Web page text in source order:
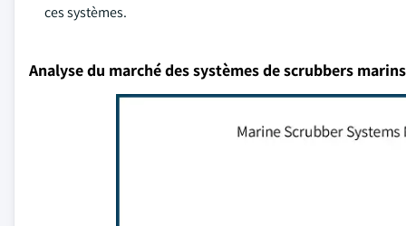
ces systèmes.
Analyse du marché des systèmes de scrubbers marins